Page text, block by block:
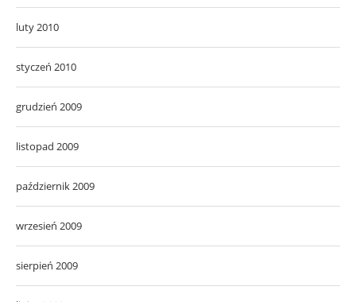
luty 2010
styczeń 2010
grudzień 2009
listopad 2009
październik 2009
wrzesień 2009
sierpień 2009